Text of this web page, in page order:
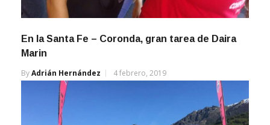
En la Santa Fe – Coronda, gran tarea de Daira
Marin
ByAdrián Hernández 4 febrero, 2019